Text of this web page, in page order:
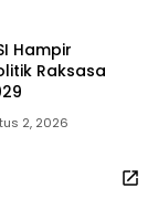
Hampir
Raksasa
2, 2026